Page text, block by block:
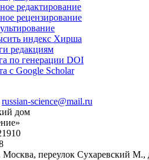
редактирование
рецензирование
индекс Хирша
редакциям
по генерации DOI
с Google Scholar
russian-science@mail.ru
дом
Москва, переулок Сухаревский М.,